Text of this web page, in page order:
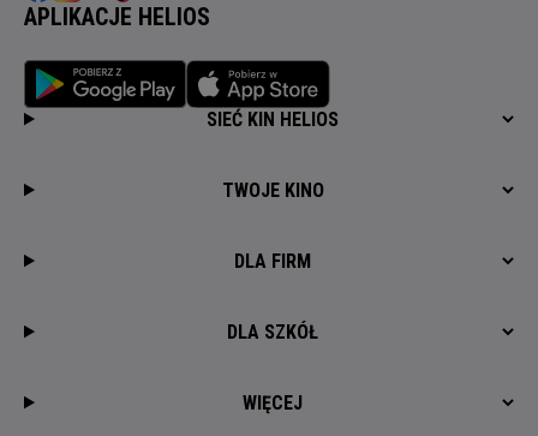
APLIKACJE HELIOS
SIEĆ KIN HELIOS
TWOJE KINO
DLA FIRM
DLA SZKÓŁ
WIĘCEJ